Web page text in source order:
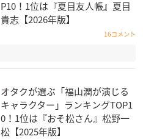
P10！1位は『夏目友人帳』夏目
貴志【2026年版】
16コメント
オタクが選ぶ「福山潤が演じる
キャラクター」ランキングTOP1
0！1位は『おそ松さん』松野一
松【2025年版】